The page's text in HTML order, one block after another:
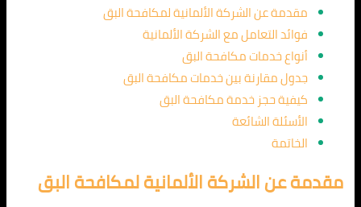
مقدمة عن الشركة الألمانية لمكافحة البق
فوائد التعامل مع الشركة الألمانية
أنواع خدمات مكافحة البق
جدول مقارنة بين خدمات مكافحة البق
كيفية حجز خدمة مكافحة البق
الأسئلة الشائعة
الخاتمة
مقدمة عن الشركة الألمانية لمكافحة البق